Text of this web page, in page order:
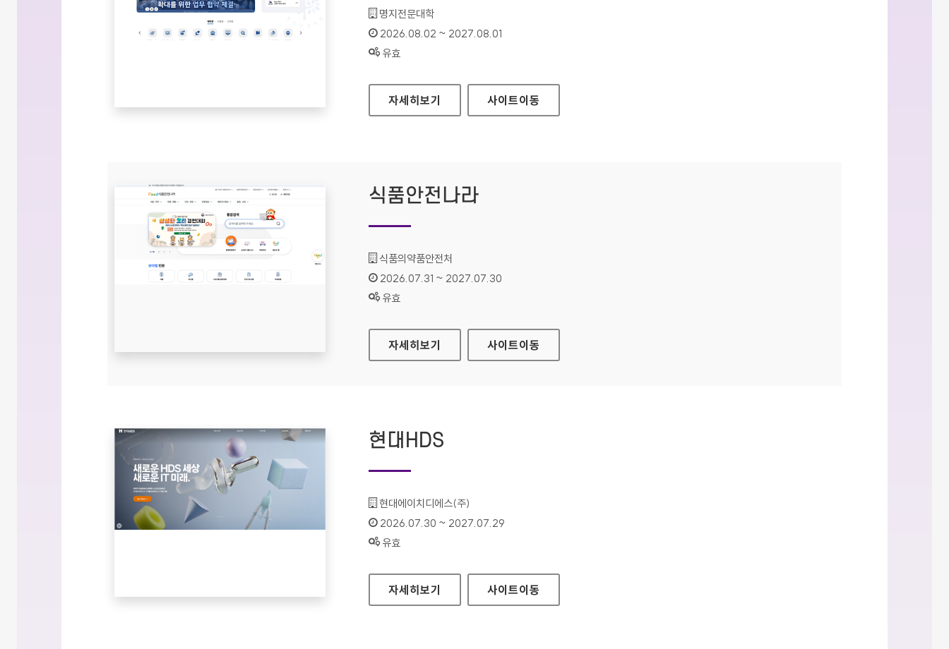
기관명 :
명지전문대학
인증기간 :
2026.08.02 ~ 2027.08.01
상태 :
유효
명지전문대학
자세히보기 사이트이동
식품안전나라
기관명 :
식품의약품안전처
인증기간 :
2026.07.31 ~ 2027.07.30
상태 :
유효
식품안전나라
자세히보기 사이트이동
현대HDS
기관명 :
현대에이치디에스(주)
인증기간 :
2026.07.30 ~ 2027.07.29
상태 :
유효
현대HDS
자세히보기 사이트이동